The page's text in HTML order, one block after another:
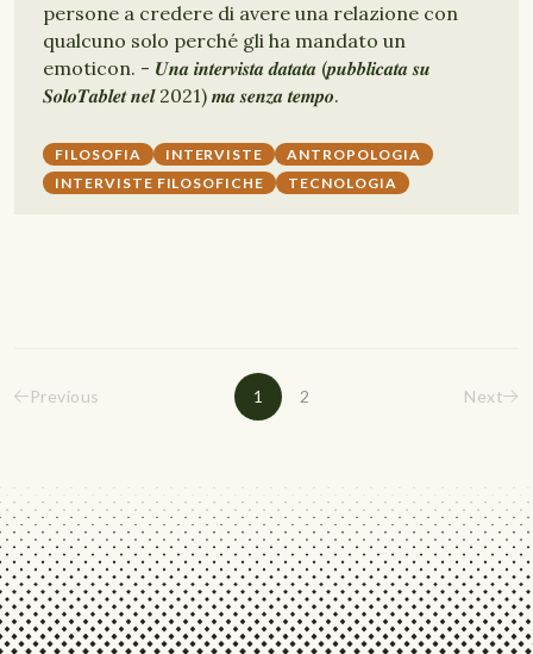
persone a credere di avere una relazione con
qualcuno solo perché gli ha mandato un
emoticon. - 𝑼𝒏𝒂 𝒊𝒏𝒕𝒆𝒓𝒗𝒊𝒔𝒕𝒂 𝒅𝒂𝒕𝒂𝒕𝒂 (𝒑𝒖𝒃𝒃𝒍𝒊𝒄𝒂𝒕𝒂 𝒔𝒖
𝑺𝒐𝒍𝒐𝑻𝒂𝒃𝒍𝒆𝒕 𝒏𝒆𝒍 2021) 𝒎𝒂 𝒔𝒆𝒏𝒛𝒂 𝒕𝒆𝒎𝒑𝒐.
FILOSOFIA INTERVISTE
ANTROPOLOGIA
INTERVISTE FILOSOFICHE
TECNOLOGIA
Previous 1 2 Next